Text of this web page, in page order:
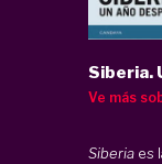
Siberia.
Ve más
Siberia es